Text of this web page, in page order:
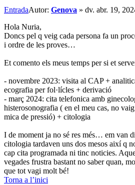
EntradaAutor: Genova » dv. abr. 19,
Hola Nuria,
Doncs pel q veig cada persona fa un
i ordre de les proves…
Et comento els meus temps per si et
- novembre 2023: visita al CAP +
ecografia per fol·lícles + derivació
- març 2024: cita telefonica amb
histerosonografia ( en el meu cas, no
mica de pressió) + citologia
I de moment ja no sé res més… em van
citologia tardaven uns dos mesos així q
cap cita programada ni tinc noticies.
vegades frustra bastant no saber quan,
que tot vagi molt bé!
Torna a l’inici